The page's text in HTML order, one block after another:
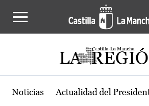
Noticias Actualidad del